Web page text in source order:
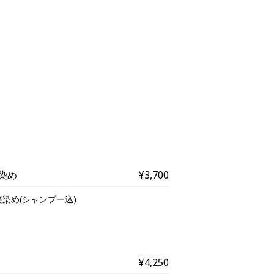
め ¥3,700
め(シャンプー込)
¥4,250